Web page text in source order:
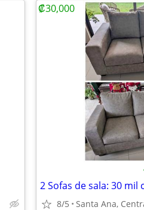
2 Sofas de sala: 30 mil
8/5 Santa Ana,
₡30,000